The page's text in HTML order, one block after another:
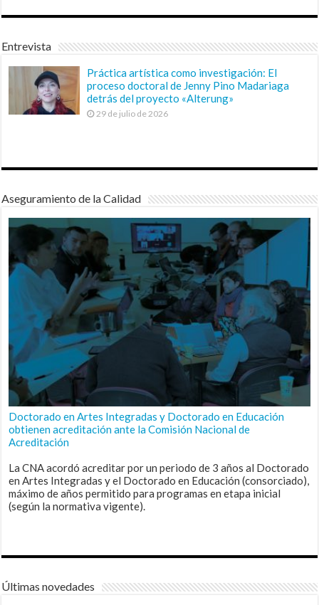
Entrevista
Práctica artística como investigación: El
proceso doctoral de Jenny Pino Madariaga
detrás del proyecto «Alterung»
29 de julio de 2026
Aseguramiento de la Calidad
Doctorado en Artes Integradas y Doctorado en Educación
obtienen acreditación ante la Comisión Nacional de
Acreditación
La CNA acordó acreditar por un periodo de 3 años al Doctorado
en Artes Integradas y el Doctorado en Educación (consorciado),
máximo de años permitido para programas en etapa inicial
(según la normativa vigente).
Últimas novedades